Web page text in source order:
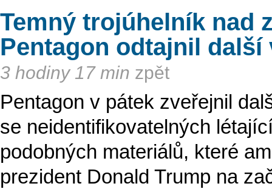
Temný trojúhelník nad
Pentagon odtajnil další
3 hodiny 17 min zpět
Pentagon v pátek zveřejnil
se neidentifikovatelných
podobných materiálů, které
prezident Donald Trump na